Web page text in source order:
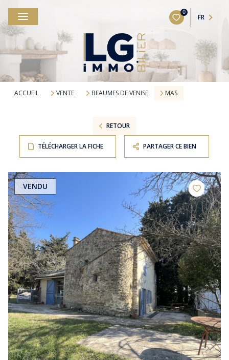
0
FR
ACCUEIL VENTE BEAUMES DE VENISE MAS
RETOUR
TÉLÉCHARGER LA FICHE PARTAGER CE BIEN
VENDU